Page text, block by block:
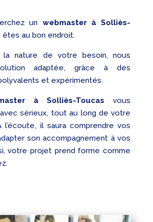
un webmaster à Solliès-
êtes au bon endroit.
la nature de votre besoin, nous
adaptée, grâce à des
et expérimentés.
à Solliès-Toucas vous
sérieux, tout au long de votre
l’écoute, il saura comprendre vos
son accompagnement à vos
votre projet prend forme comme